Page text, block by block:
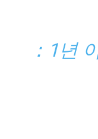
：1년